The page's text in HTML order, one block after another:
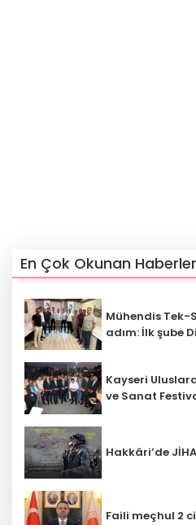
En Çok Okunan Haberler
Mühendis Tek-
adım: İlk şube
Kayseri
ve Sanat
Hakkâri’de
Faili meçhul 2